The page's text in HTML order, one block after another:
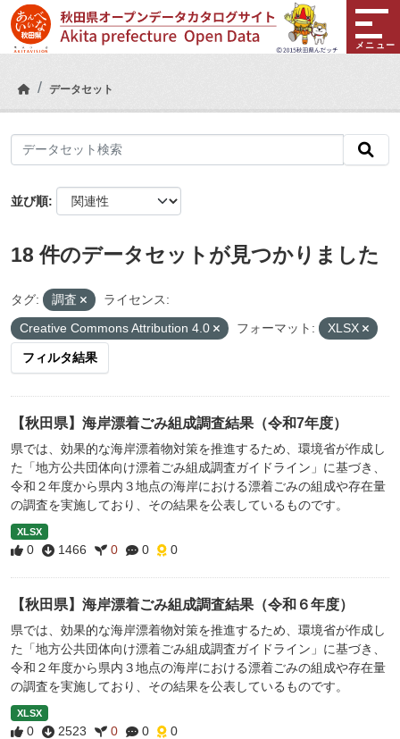
Skip to main content
メニュー
データセット
並び順
18 件のデータセットが見つかりました
タグ: 調査
ライセンス:
Creative Commons Attribution 4.0
フォーマット: XLSX
フィルタ結果
【秋田県】海岸漂着ごみ組成調査結果（令和7年度）
県では、効果的な海岸漂着物対策を推進するため、環境省が作成し
た「地方公共団体向け漂着ごみ組成調査ガイドライン」に基づき、
令和２年度から県内３地点の海岸における漂着ごみの組成や存在量
の調査を実施しており、その結果を公表しているものです。
XLSX
0 1466 0 0 0
【秋田県】海岸漂着ごみ組成調査結果（令和６年度）
県では、効果的な海岸漂着物対策を推進するため、環境省が作成し
た「地方公共団体向け漂着ごみ組成調査ガイドライン」に基づき、
令和２年度から県内３地点の海岸における漂着ごみの組成や存在量
の調査を実施しており、その結果を公表しているものです。
XLSX
0 2523 0 0 0